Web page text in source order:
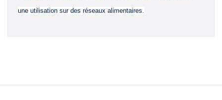
une utilisation sur des réseaux alimentaires.